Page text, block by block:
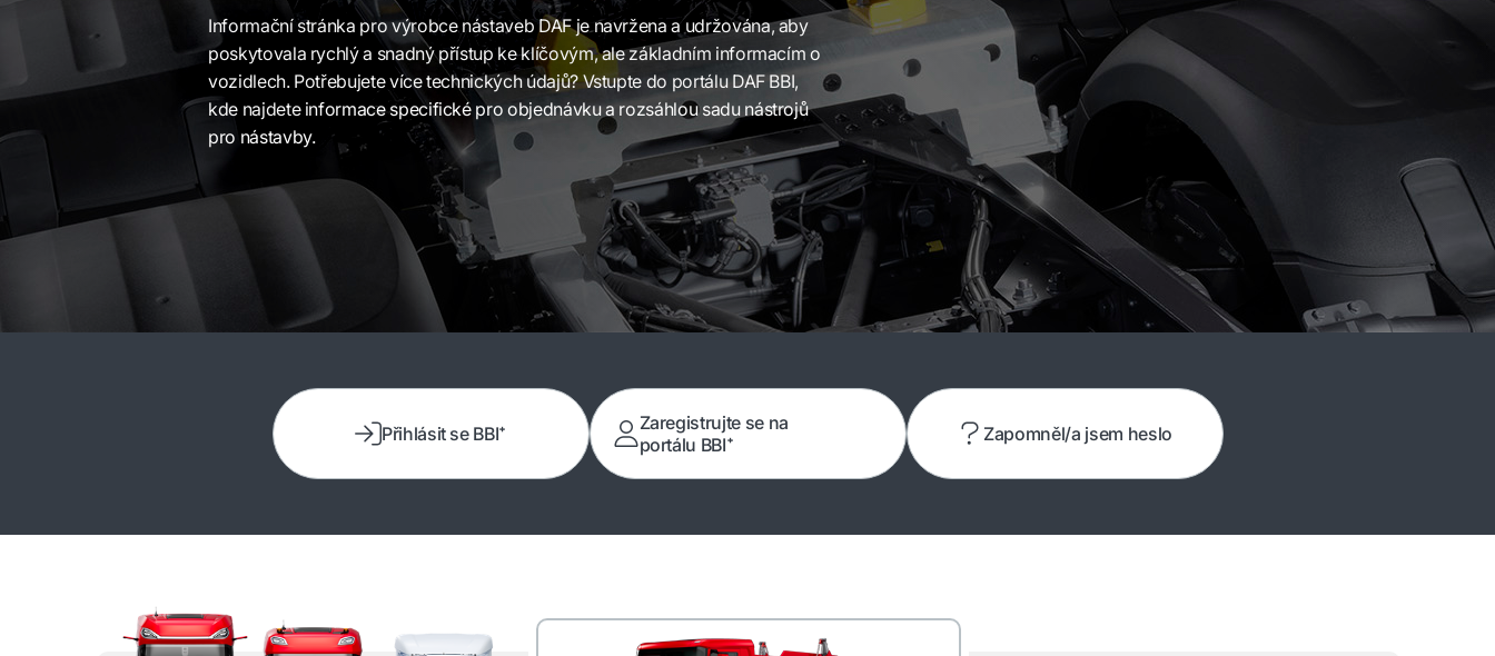
Informační stránka pro výrobce nástaveb DAF je navržena a udržována, aby
poskytovala rychlý a snadný přístup ke klíčovým, ale základním informacím o
vozidlech. Potřebujete více technických údajů? Vstupte do portálu DAF BBI,
kde najdete informace specifické pro objednávku a rozsáhlou sadu nástrojů
pro nástavby.
Přihlásit se BBI⁺
Zaregistrujte se na
portálu BBI⁺
Zapomněl/a jsem heslo